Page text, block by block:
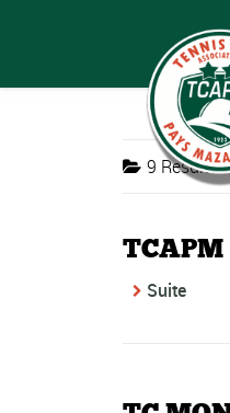
9 Results
TCAPM
Suite